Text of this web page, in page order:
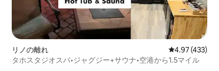
リノの離れ レビュー433
4.97 (433)
タホスタジオスパ•ジャグジー+サウナ•空港から1.5マイル